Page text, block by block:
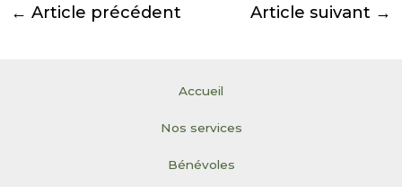
← Article précédent Article suivant →
Accueil
Nos services
Bénévoles